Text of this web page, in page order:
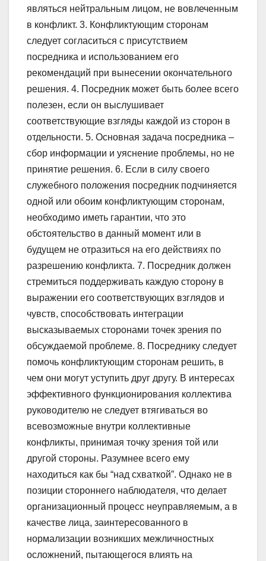
являться нейтральным лицом, не вовлеченным
в конфликт. 3. Конфликтующим сторонам
следует согласиться с присутствием
посредника и использованием его
рекомендаций при вынесении окончательного
решения. 4. Посредник может быть более всего
полезен, если он выслушивает
соответствующие взгляды каждой из сторон в
отдельности. 5. Основная задача посредника –
сбор информации и уяснение проблемы, но не
принятие решения. 6. Если в силу своего
служебного положения посредник подчиняется
одной или обоим конфликтующим сторонам,
необходимо иметь гарантии, что это
обстоятельство в данный момент или в
будущем не отразиться на его действиях по
разрешению конфликта. 7. Посредник должен
стремиться поддерживать каждую сторону в
выражении его соответствующих взглядов и
чувств, способствовать интеграции
высказываемых сторонами точек зрения по
обсуждаемой проблеме. 8. Посреднику следует
помочь конфликтующим сторонам решить, в
чем они могут уступить друг другу. В интересах
эффективного функционирования коллектива
руководителю не следует втягиваться во
всевозможные внутри коллективные
конфликты, принимая точку зрения той или
другой стороны. Разумнее всего ему
находиться как бы “над схваткой”. Однако не в
позиции стороннего наблюдателя, что делает
организационный процесс неуправляемым, а в
качестве лица, заинтересованного в
нормализации возникших межличностных
осложнений, пытающегося влиять на